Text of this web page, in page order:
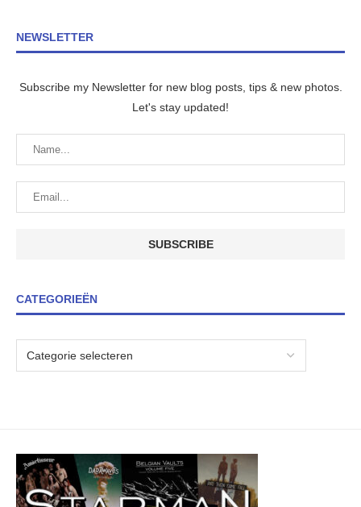
NEWSLETTER
Subscribe my Newsletter for new blog posts, tips & new photos.
Let's stay updated!
CATEGORIEËN